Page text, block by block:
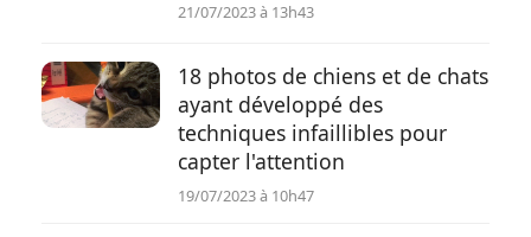
21/07/2023 à 13h43
18 photos de chiens et de chats
ayant développé des
techniques infaillibles pour
capter l'attention
19/07/2023 à 10h47